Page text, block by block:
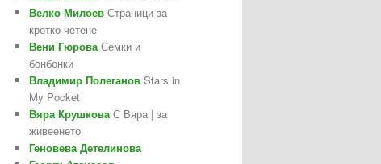
Велко Милоев Страници за
кротко четене
Вени ГюроваСемки и
бонбонки
Владимир Полеганов Stars in
My Pocket
Вяра КрушковаС Вяра | за
живеенето
Геновева Детелинова